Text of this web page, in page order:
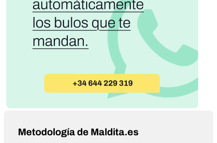
Metodología de Maldita.es